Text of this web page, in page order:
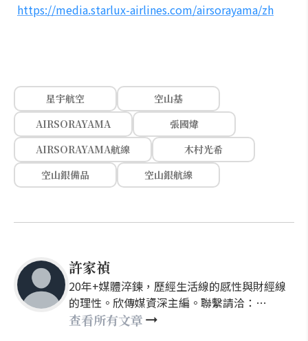
https://media.starlux-airlines.com/airsorayama/zh
星宇航空
空山基
AIRSORAYAMA
張國煒
AIRSORAYAMA航線
木村光希
空山銀備品
空山銀航線
許家禎
20年+媒體淬鍊，歷經生活線的感性與財經線
的理性。欣傳媒資深主編。聯繫請洽：
nellyhsu@xinmedia.com
查看所有文章